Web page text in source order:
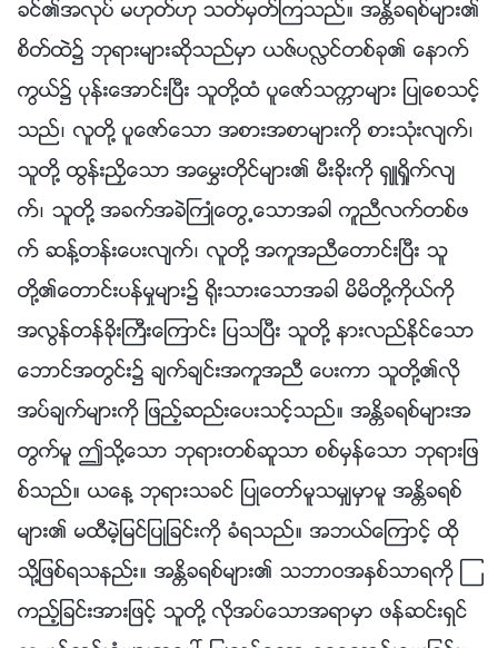
ခင္၏အလုပ္ မဟုတ္ဟု သတ္မွတ္ၾကသည္။ အႏၲိခရစ္မ်ား၏
စိတ္ထဲ၌ ဘုရားမ်ားဆိုသည္မွာ ယဇ္ပလႅင္တစ္ခု၏ ေနာက္
ကြယ္၌ ပုန္းေအာင္းၿပီး သူတို႔ထံ ပူေဇာ္သကၠာမ်ား ျပဳေစသင့္
သည္၊ လူတို႔ ပူေဇာ္ေသာ အစားအစာမ်ားကို စားသုံးလ်က္၊
သူတို႔ ထြန္းညႇိေသာ အေမႊးတိုင္မ်ား၏ မီးခိုးကို ရွဴရႈိက္လ်
က္၊ သူတို႔ အခက္အခဲႀကဳံေတြ႕ေသာအခါ ကူညီလက္တစ္ဖ
က္ ဆန႔္တန္းေပးလ်က္၊ လူတို႔ အကူအညီေတာင္းၿပီး သူ
တို႔၏ေတာင္းပန္မႈမ်ား၌ ႐ိုးသားေသာအခါ မိမိတို႔ကိုယ္ကို
အလြန္တန္ခိုးႀကီးေၾကာင္း ျပသၿပီး သူတို႔ နားလည္ႏိုင္ေသာ
ေဘာင္အတြင္း၌ ခ်က္ခ်င္းအကူအညီ ေပးကာ သူတို႔၏လို
အပ္ခ်က္မ်ားကို ျဖည့္ဆည္းေပးသင့္သည္။ အႏၲိခရစ္မ်ားအ
တြက္မူ ဤသို႔ေသာ ဘုရားတစ္ဆူသာ စစ္မွန္ေသာ ဘုရားျဖ
စ္သည္။ ယေန႔ ဘုရားသခင္ ျပဳေတာ္မူသမွ်မွာမူ အႏၲိခရစ္
မ်ား၏ မထီမဲ့ျမင္ျပဳျခင္းကို ခံရသည္။ အဘယ္ေၾကာင့္ ထို
သို႔ျဖစ္ရသနည္း။ အႏၲိခရစ္မ်ား၏ သဘာဝအႏွစ္သာရကို ၾ
ကည့္ျခင္းအားျဖင့္ သူတို႔ လိုအပ္ေသာအရာမွာ ဖန္ဆင္းရွင္